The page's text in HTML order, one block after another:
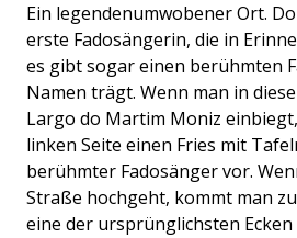
Ein legendenumwobener Ort.
erste Fadosängerin, die in
es gibt sogar einen berühmten
Namen trägt. Wenn man in
Largo do Martim Moniz
linken Seite einen Fries mit
berühmter Fadosänger vor.
Straße hochgeht, kommt man
eine der ursprünglichsten